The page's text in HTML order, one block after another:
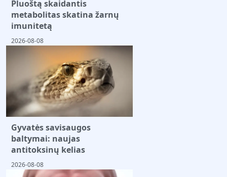
Pluoštą skaidantis
metabolitas skatina žarnų
imunitetą
2026-08-08
Gyvatės savisaugos
baltymai: naujas
antitoksinų kelias
2026-08-08